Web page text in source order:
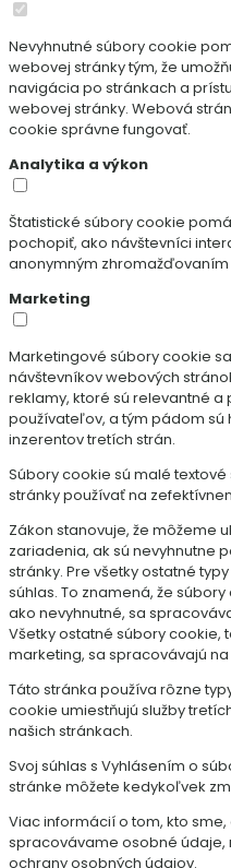
Nevyhnutné súbory cookie
webovej stránky tým, že
navigácia po stránkach a
webovej stránky. Webová
cookie správne fungovať.
Analytika a výkon
Štatistické súbory cookie
pochopiť, ako návštevníci
anonymným
Marketing
Marketingové súbory cookie
návštevníkov webových
reklamy, ktoré sú relevantné a
používateľov, a tým pádom
inzerentov tretích strán.
Súbory cookie sú malé
stránky používať na
Zákon stanovuje, že môžeme
zariadenia, ak sú nevyhnutne
stránky. Pre všetky ostatné
súhlas. To znamená, že
ako nevyhnutné, sa
Všetky ostatné súbory
marketing, sa spracovávajú na
Táto stránka používa rôzne
cookie umiestňujú služby
našich stránkach.
Svoj súhlas s Vyhlásením o
stránke môžete kedykoľvek
Viac informácií o tom, kto
spracovávame osobné údaje,
ochrany osobných údajov.